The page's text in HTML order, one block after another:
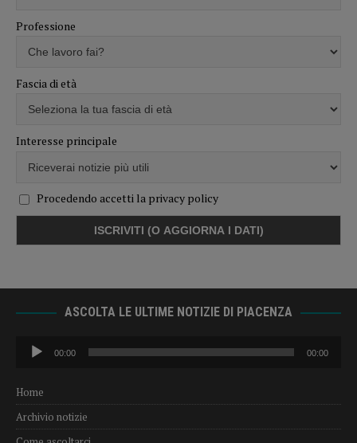
Professione
Fascia di età
Interesse principale
Procedendo accetti la privacy policy
ASCOLTA LE ULTIME NOTIZIE DI PIACENZA
Audio
Player
00:00 00:00
Home
Archivio notizie